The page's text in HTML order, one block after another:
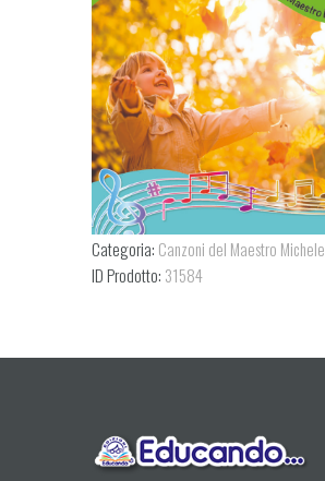
Categoria: Canzoni del Maestro Michele
ID Prodotto: 31584